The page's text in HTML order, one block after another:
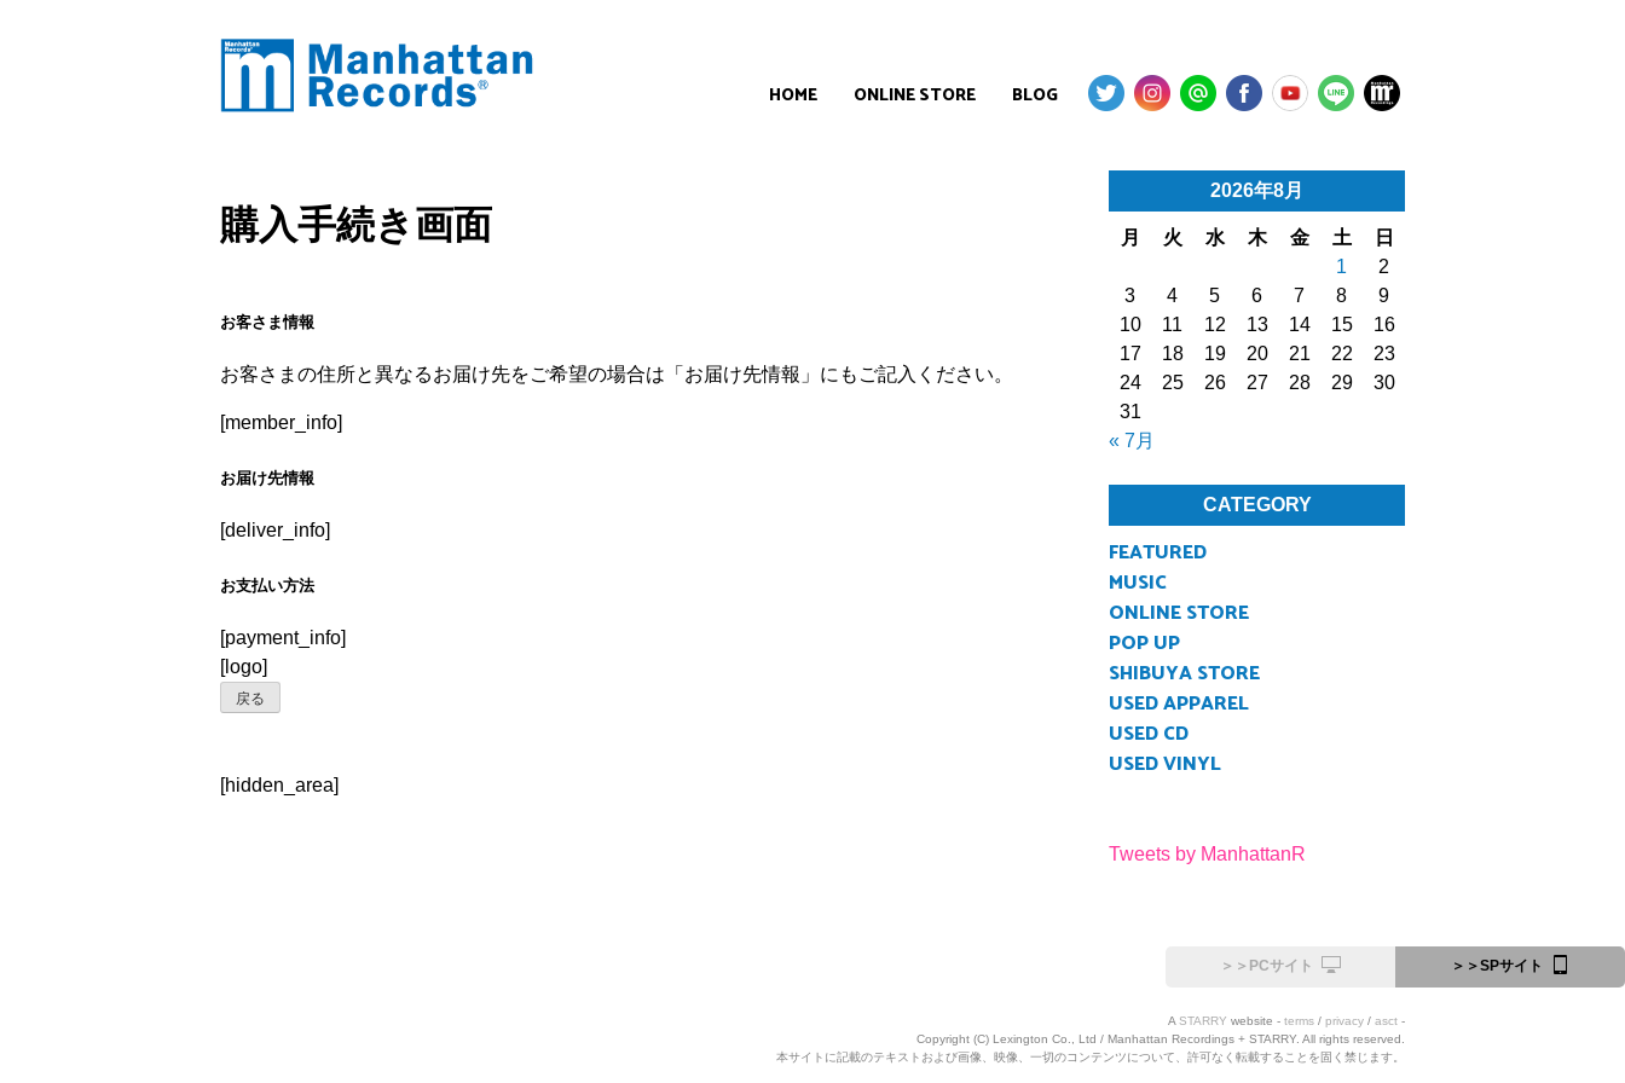
HOME ONLINE STORE BLOG
購入手続き画面
お客さま情報
お客さまの住所と異なるお届け先をご希望の場合は「お届け先情報」にもご記入ください。
[member_info]
お届け先情報
[deliver_info]
お支払い方法
[payment_info]
[logo]
戻る
[hidden_area]
2026年8月
月 火 水 木 金 土 日
« 7月
1
2
3
4 5 6 7 8
9
10
11 12 13 14 15
16
17
18 19 20 21 22
23
24
25 26 27 28 29
30
31
CATEGORY
FEATURED
MUSIC
ONLINE STORE
POP UP
SHIBUYA STORE
USED APPAREL
USED CD
USED VINYL
Tweets by ManhattanR
＞＞PCサイト ＞＞SPサイト
A STARRY website - terms / privacy / asct -
Copyright (C) Lexington Co., Ltd / Manhattan Recordings + STARRY. All rights reserved.
本サイトに記載のテキストおよび画像、映像、一切のコンテンツについて、許可なく転載することを固く禁じます。